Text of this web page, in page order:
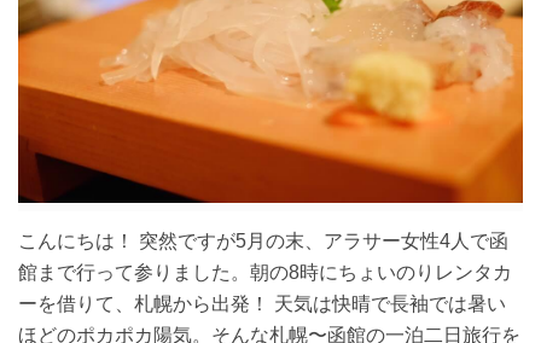
こんにちは！ 突然ですが5月の末、アラサー女性4人で函
館まで行って参りました。朝の8時にちょいのりレンタカ
ーを借りて、札幌から出発！ 天気は快晴で長袖では暑い
ほどのポカポカ陽気。そんな札幌〜函館の一泊二日旅行を